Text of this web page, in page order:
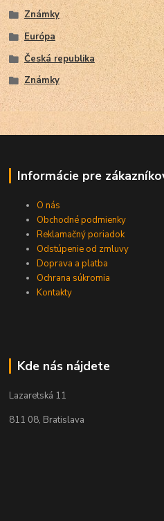
Známky
Európa
Česká republika
Známky
Informácie pre
O nás
Obchodné podmienky
Reklamačný poriadok
Odstúpenie od zmluvy
Doprava a platba
Ochrana súkromia
Kontakty
Kde nás nájdete
Lazaretská 11
811 08, Bratislava